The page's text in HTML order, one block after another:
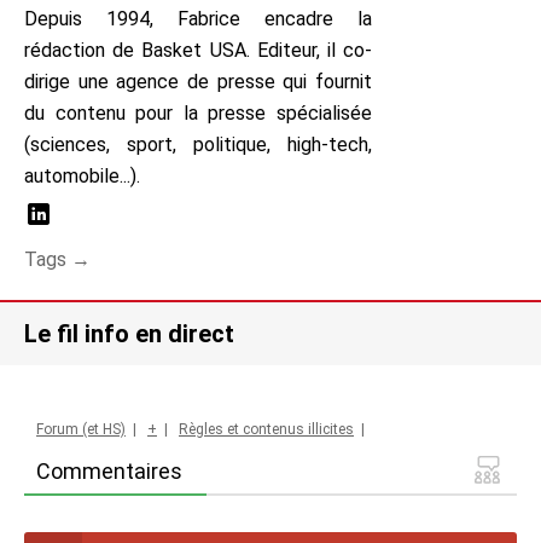
Depuis 1994, Fabrice encadre la
rédaction de Basket USA. Editeur, il co-
dirige une agence de presse qui fournit
du contenu pour la presse spécialisée
(sciences, sport, politique, high-tech,
automobile...).
Tags →
Le fil info en direct
Commentaires
Forum (et HS) | + | Règles et contenus illicites |